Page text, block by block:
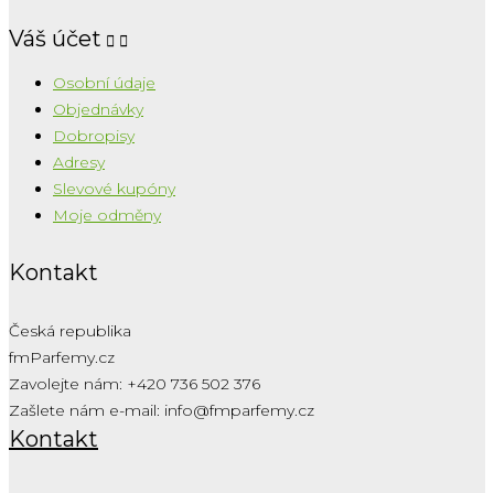
Váš účet  
Osobní údaje
Objednávky
Dobropisy
Adresy
Slevové kupóny
Moje odměny
Kontakt
Česká republika
fmParfemy.cz
Zavolejte nám: +420 736 502 376
Zašlete nám e-mail: info@fmparfemy.cz
Kontakt